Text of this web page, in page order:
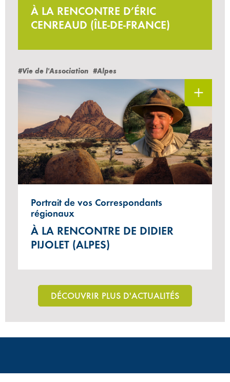
À LA RENCONTRE D’ÉRIC
CENREAUD (ÎLE-DE-FRANCE)
#Vie de l'Association #Alpes
Portrait de vos Correspondants
régionaux
À LA RENCONTRE DE DIDIER
PIJOLET (ALPES)
DÉCOUVRIR PLUS D'ACTUALITÉS